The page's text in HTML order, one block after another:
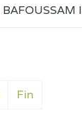
Fin
BAFOUSSAM I